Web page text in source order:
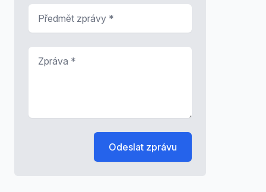
Odeslat zprávu